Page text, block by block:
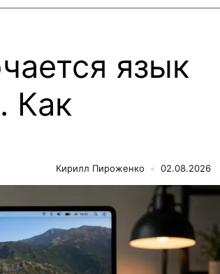
язык
Как
Кирилл Пироженко 02.08.2026